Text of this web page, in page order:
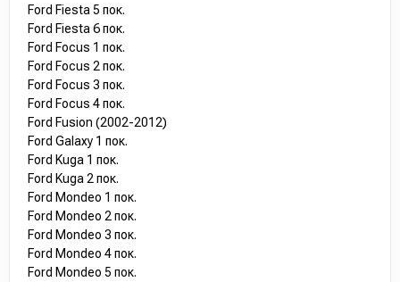
Ford Fiesta 5 пок.
Ford Fiesta 6 пок.
Ford Focus 1 пок.
Ford Focus 2 пок.
Ford Focus 3 пок.
Ford Focus 4 пок.
Ford Fusion (2002-2012)
Ford Galaxy 1 пок.
Ford Kuga 1 пок.
Ford Kuga 2 пок.
Ford Mondeo 1 пок.
Ford Mondeo 2 пок.
Ford Mondeo 3 пок.
Ford Mondeo 4 пок.
Ford Mondeo 5 пок.